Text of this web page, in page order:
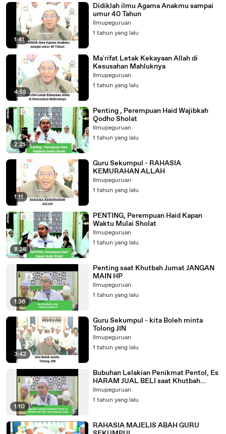
1:41
Didiklah ilmu Agama Anakmu sampai
umur 40 Tahun
Ilmupeguruan
1 tahun yang lalu
4:55
Ma'rifat Letak Kekayaan Allah di
Kesusahan Mahluknya
Ilmupeguruan
1 tahun yang lalu
2:21
Penting , Perempuan Haid Wajibkah
Qodho Sholat
Ilmupeguruan
1 tahun yang lalu
1:11
Guru Sekumpul - RAHASIA
KEMURAHAN ALLAH
Ilmupeguruan
1 tahun yang lalu
8:28
PENTING, Perempuan Haid Kapan
Waktu Mulai Sholat
Ilmupeguruan
1 tahun yang lalu
1:36
Penting saat Khutbah Jumat JANGAN
MAIN HP
Ilmupeguruan
1 tahun yang lalu
3:42
Guru Sekumpul - kita Boleh minta
Tolong JIN
Ilmupeguruan
1 tahun yang lalu
1:10
Bubuhan Lelakian Penikmat Pentol, Es
HARAM JUAL BELI saat Khutbah
Jumat
Ilmupeguruan
1 tahun yang lalu
RAHASIA MAJELIS ABAH GURU